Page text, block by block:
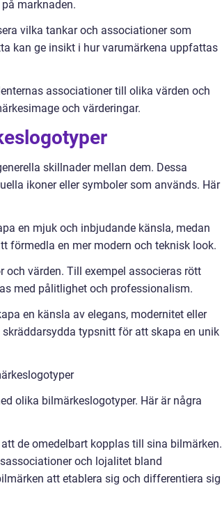
marknaden.
vilka tankar och associationer som
kan ge insikt i hur varumärkena uppfattas
associationer till olika värden och
och värderingar.
skillnader mellan dem. Dessa
ikoner eller symboler som används. Här
en mjuk och inbjudande känsla, medan
förmedla en mer modern och teknisk look.
värden. Till exempel associeras rött
med pålitlighet och professionalism.
en känsla av elegans, modernitet eller
typsnitt för att skapa en unik
olika bilmärkeslogotyper. Här är några
de omedelbart kopplas till sina bilmärken.
och lojalitet bland
att etablera sig och differentiera sig